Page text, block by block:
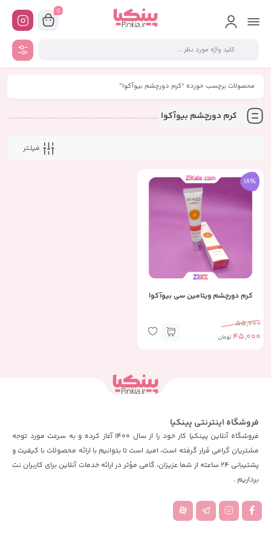
0
محصولات برچسب خورده “کرم دورچشم بیوآکوا”
کرم دورچشم بیوآکوا
فیلـتر
18%
کرم دورچشم ویتامین سی بیوآکوا
55,000
45,000 تومان
فروشگاه اینترنتی پینکیا
فروشگاه آنلاین پینکیا کار خود را از سال 1400 آغاز کرده و به سرعت مورد توجه
مشتریان گرامی قرار گرفته است، امید است تا بتوانیم با ارائه محصولات با کیفیت و
پشتیبانی 24 ساعته از شما عزیزان، گامی مؤثر در ارائه خدمات آنلاین برای کاربران نت
برداریم .